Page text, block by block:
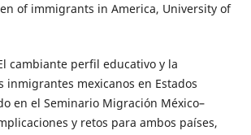
of immigrants in America, University of
cambiante perfil educativo y la
inmigrantes mexicanos en Estados
en el Seminario Migración México–
y retos para ambos países,